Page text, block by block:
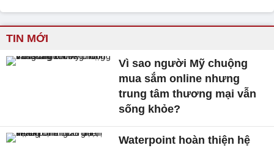
TIN MỚI
Vì sao người Mỹ chuộng
mua sắm online nhưng
trung tâm thương mại vẫn
sống khỏe?
Waterpoint hoàn thiện hệ